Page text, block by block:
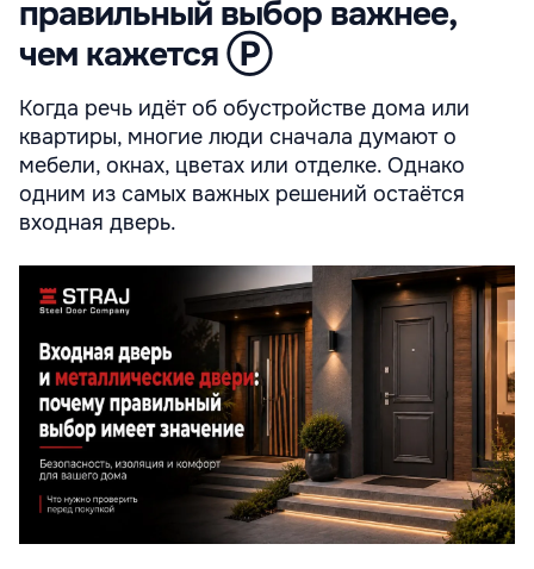
правильный выбор важнее,
чем кажется Ⓟ
Когда речь идёт об обустройстве дома или
квартиры, многие люди сначала думают о
мебели, окнах, цветах или отделке. Однако
одним из самых важных решений остаётся
входная дверь.